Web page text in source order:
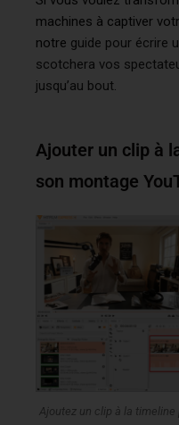
machines à captiver
notre guide pour écrire
scotchera vos
jusqu’au bout.
Ajouter un clip à
son montage
Ajoutez un clip à la